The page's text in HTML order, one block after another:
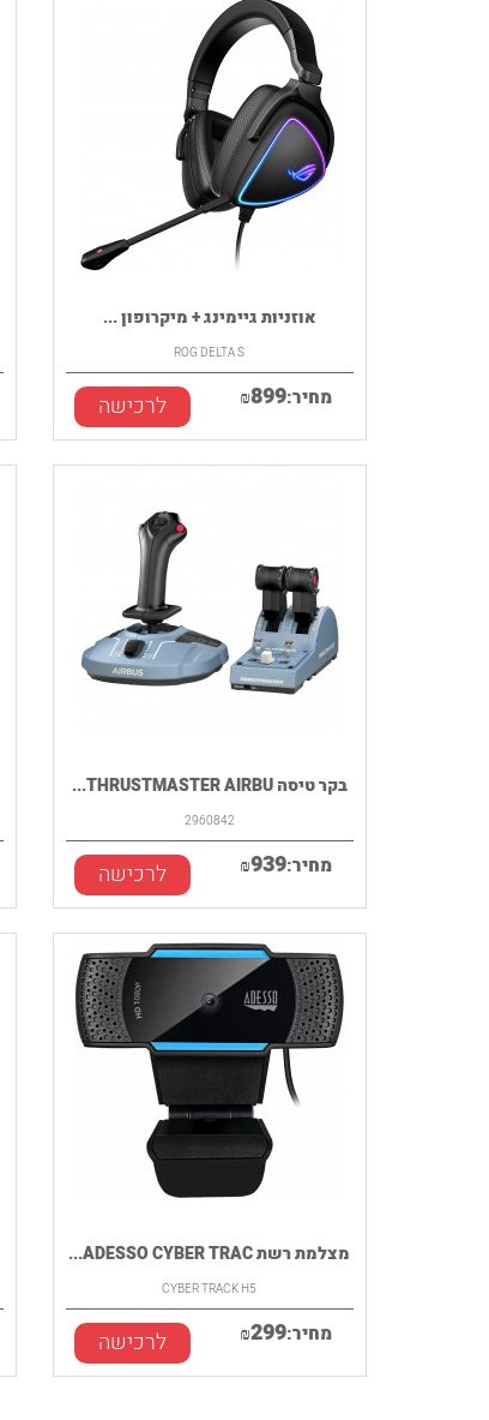
אוזניות גיימינג + מיקרופון ...
ROG DELTA S
מחיר: ₪899 לרכישה
בקר טיסה THRUSTMASTER AIRBU...
2960842
מחיר: ₪939 לרכישה
מצלמת רשת ADESSO CYBER TRAC...
CYBER TRACK H5
מחיר: ₪299 לרכישה